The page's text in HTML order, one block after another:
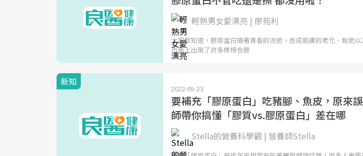
輕熟男女愛漂亮 | 廖苑利
大家都知道，膠原蛋白隨著青春的流逝，造成肌膚的老化、鬆弛
市面上出現了許多標榜含膠
新知
2022-05-23
要補充「膠原蛋白」吃豬腳、魚皮，原來
師帶你搞懂「膠質vs.膠原蛋白」差在哪
Stella的營養科學觀 | 營養師Stella